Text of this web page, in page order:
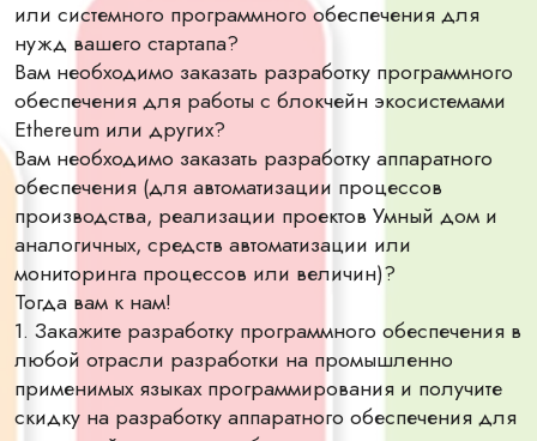
или системного программного обеспечения для
нужд вашего стартапа?
Вам необходимо заказать разработку программного
обеспечения для работы с блокчейн экосистемами
Ethereum или других?
Вам необходимо заказать разработку аппаратного
обеспечения (для автоматизации процессов
производства, реализации проектов Умный дом и
аналогичных, средств автоматизации или
мониторинга процессов или величин)?
Тогда вам к нам!
1. Закажите разработку программного обеспечения в
любой отрасли разработки на промышленно
применимых языках программирования и получите
скидку на разработку аппаратного обеспечения для